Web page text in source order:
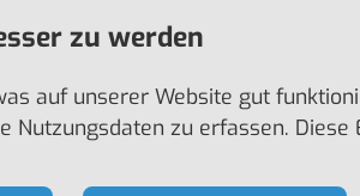
zu werden
auf unserer Website gut
Nutzungsdaten zu erfassen.